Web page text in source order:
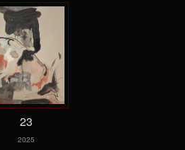
23
2025